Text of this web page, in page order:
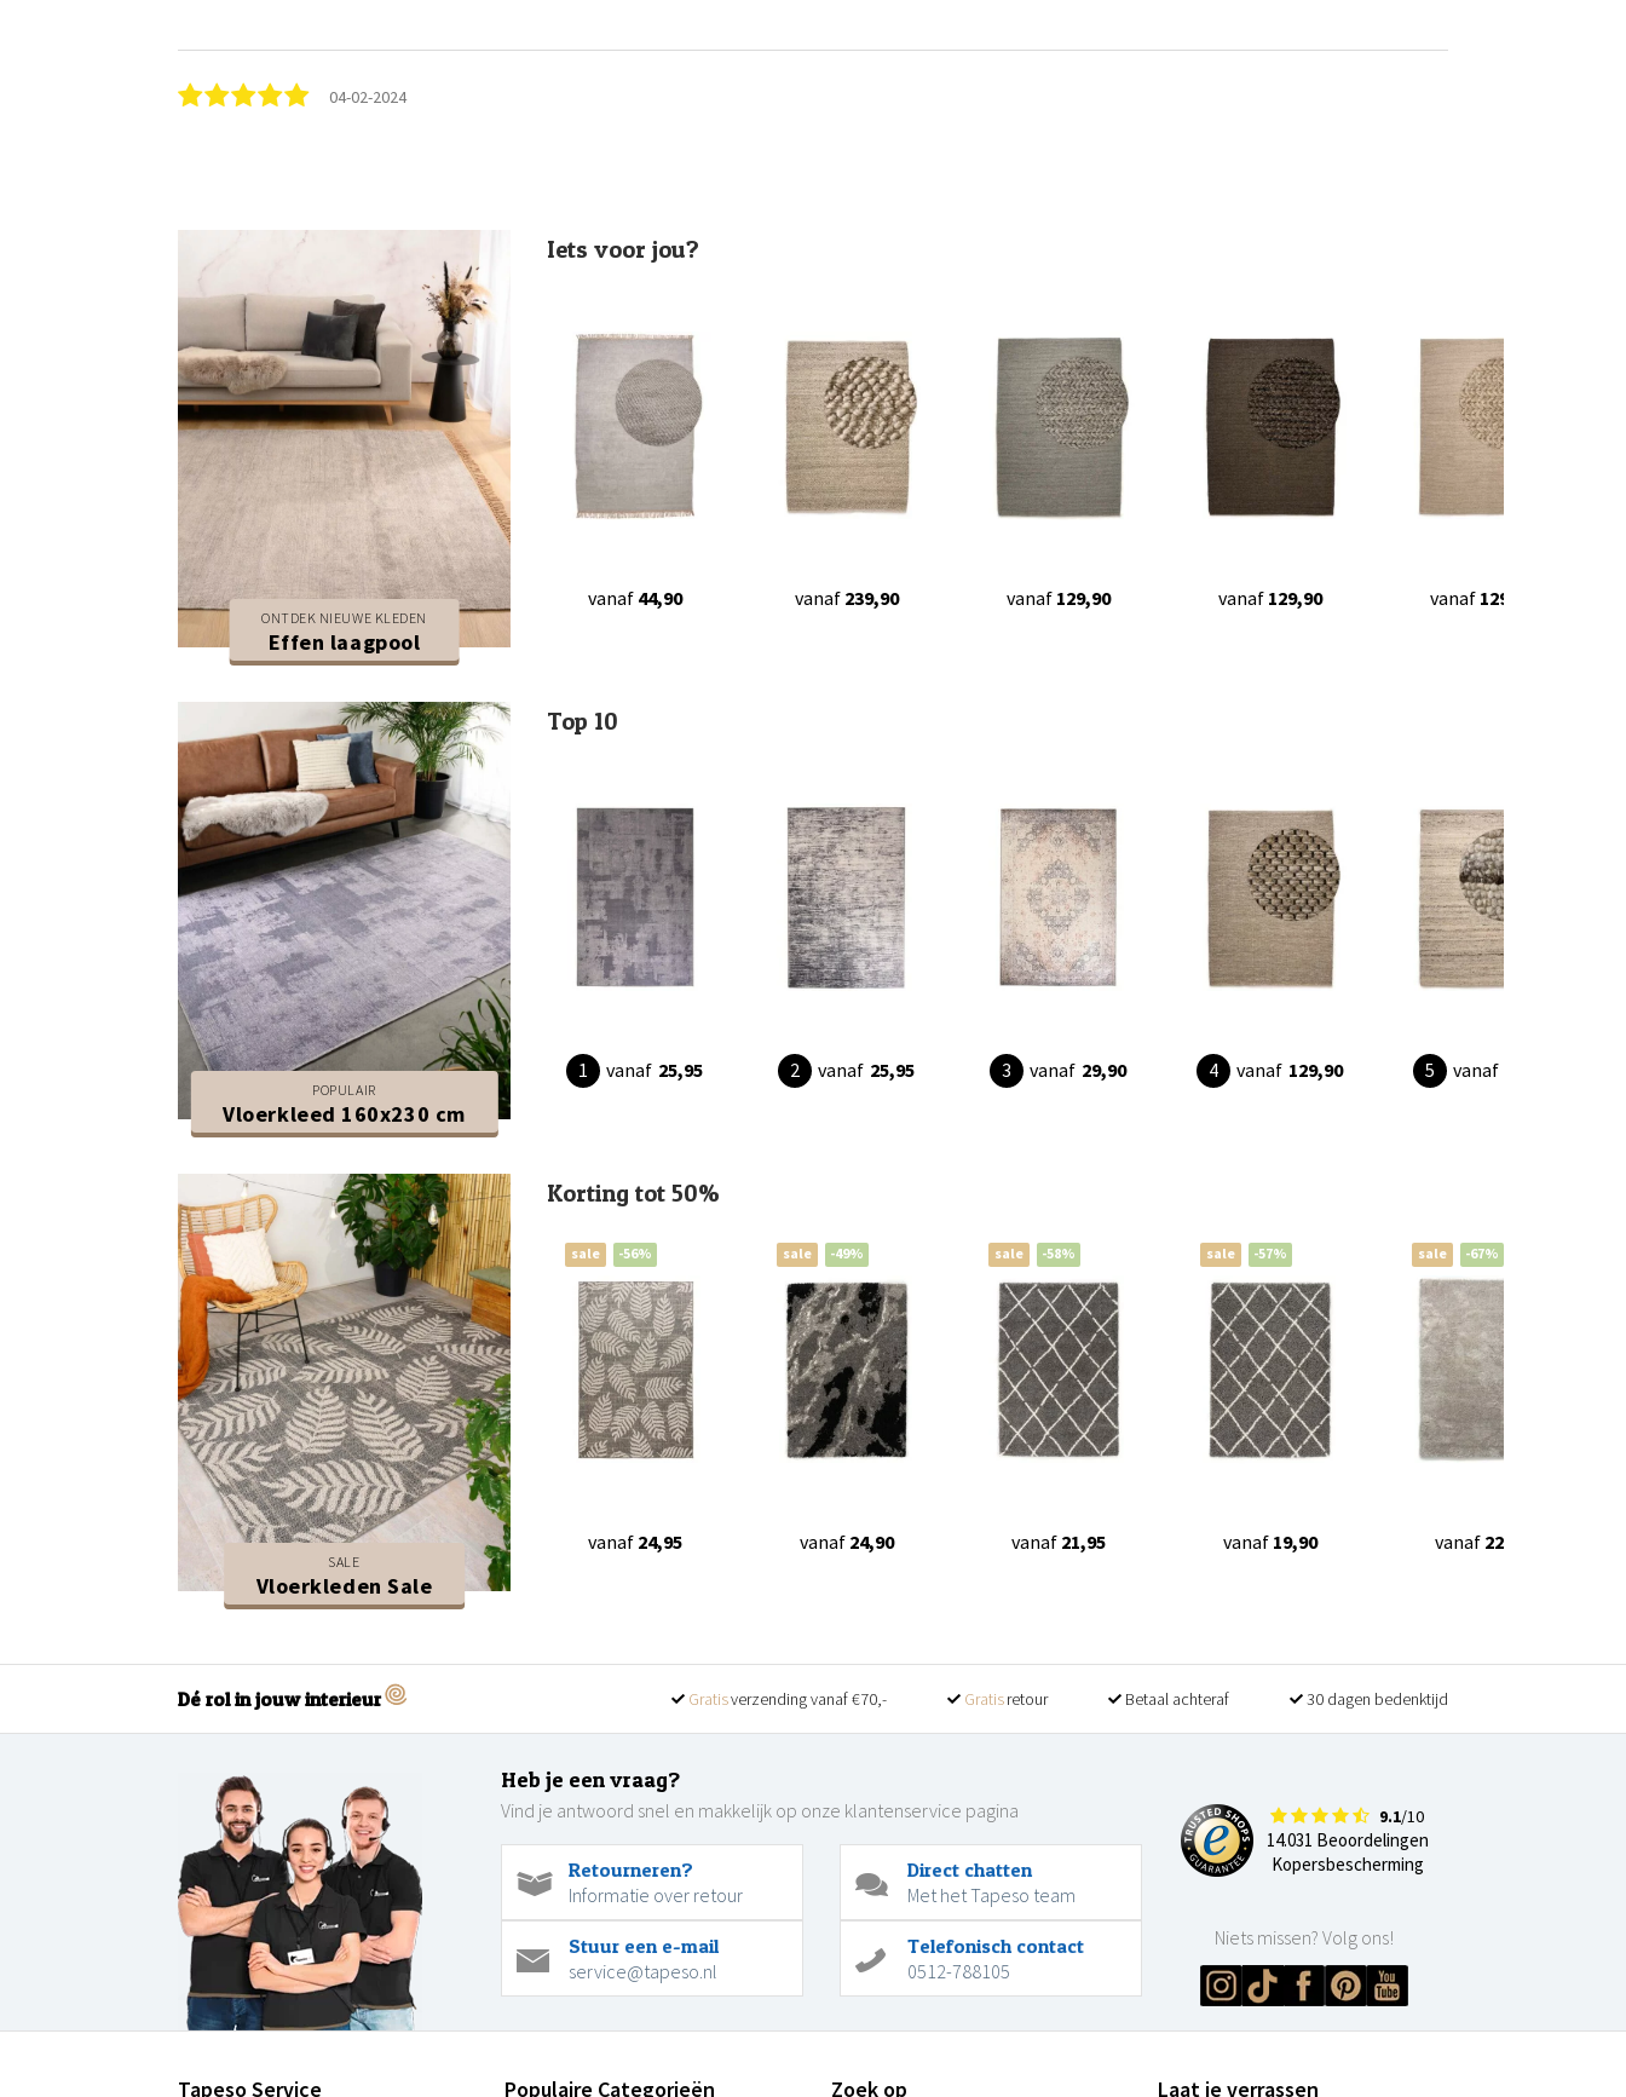
04-02-2024
ONTDEK NIEUWE KLEDEN
Effen laagpool
Iets voor jou?
vanaf 44,90 vanaf 239,90 vanaf 129,90 vanaf 129,90 vanaf 129,90
POPULAIR
Vloerkleed 160x230 cm
Top 10
vanaf 25,95 vanaf 25,95 vanaf 29,90 vanaf 129,90 vanaf
SALE
Vloerkleden Sale
Korting tot 50%
sale -56%
vanaf 24,95
sale -49%
vanaf 24,90
sale -58%
vanaf 21,95
sale -57%
vanaf 19,90
sale -67%
vanaf 22,95
Dé rol in jouw interieur Gratisverzending vanaf €70,- Gratisretour Betaal achteraf 30 dagen bedenktijd
Heb je een vraag?
Vind je antwoord snel en makkelijk op onze klantenservice pagina
Retourneren?
Informatie over retour
Direct chatten
Met het Tapeso team
Stuur een e-mail
service@tapeso.nl
Telefonisch contact
0512-788105
9.1/10
14.031 Beoordelingen
Kopersbescherming
Niets missen? Volg ons!
Tapeso Service Populaire Categorieën Zoek op Laat je verrassen